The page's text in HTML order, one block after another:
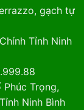
gạch tự
Tỉnh Ninh
Phúc Trọng,
Ninh Bình